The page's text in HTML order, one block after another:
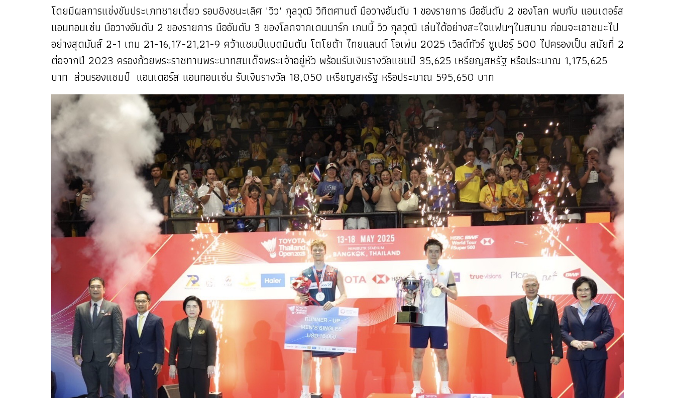
โดยมีผลการแข่งขันประเภทชายเดี่ยว รอบชิงชนะเลิศ "วิว" กุลวุฒิ วิทิตศานต์ มือวางอันดับ 1 ของรายการ มืออันดับ 2 ของโลก พบกับ แอนเดอร์ส
แอนทอนเซ่น มือวางอันดับ 2 ของรายการ มืออันดับ 3 ของโลกจากเดนมาร์ก เกมนี้ วิว กุลวุฒิ เล่นได้อย่างสะใจแฟนๆในสนาม ก่อนจะเอาชนะไป
อย่างสุดมันส์ 2-1 เกม 21-16,17-21,21-9 คว้าแชมป์แบดมินตัน โตโยต้า ไทยแลนด์ โอเพ่น 2025 เวิลด์ทัวร์ ซูเปอรฺ์ 500 ไปครองเป็น สมัยที่ 2
ต่อจากปี 2023 ครองถ้วยพระราชทานพระบาทสมเด็จพระเจ้าอยู่หัว พร้อมรับเงินรางวัลแชมป์ 35,625 เหรียญสหรัฐ หรือประมาณ 1,175,625
บาท ส่วนรองแชมป์ แอนเดอร์ส แอนทอนเซ่น รับเงินรางวัล 18,050 เหรียญสหรัฐ หรือประมาณ 595,650 บาท